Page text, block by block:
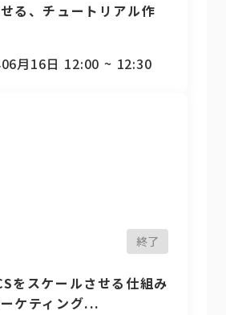
る、チュートリアル作
月16日 12:00 ~ 12:30
終了
をスケールさせる仕組み
ケティング...